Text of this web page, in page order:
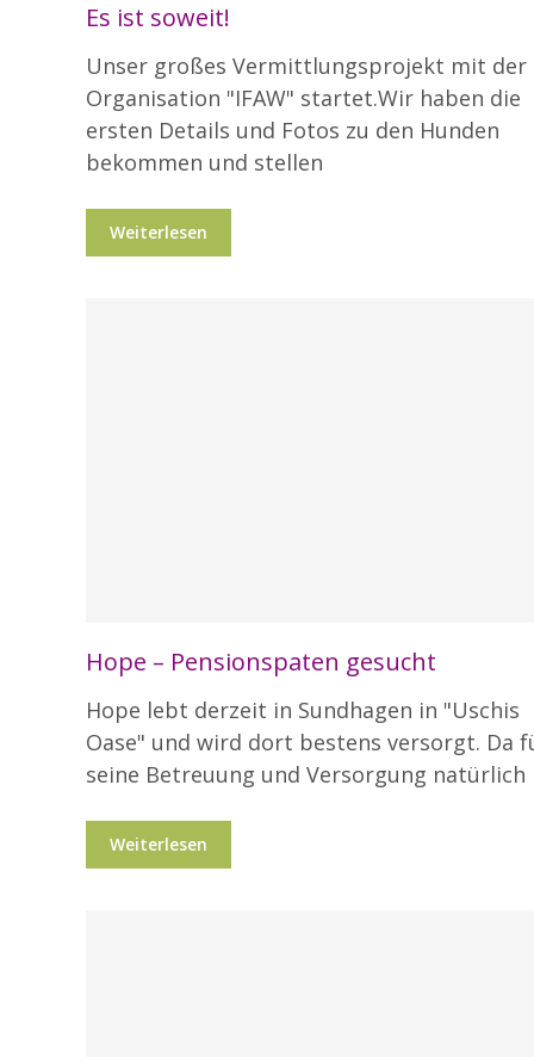
Es ist soweit!
Unser großes Vermittlungsprojekt mit der
Organisation "IFAW" startet.Wir haben die
ersten Details und Fotos zu den Hunden
bekommen und stellen
Weiterlesen
Hope – Pensionspaten gesucht
Hope lebt derzeit in Sundhagen in "Uschis
Oase" und wird dort bestens versorgt. Da
seine Betreuung und Versorgung natürlich
Weiterlesen